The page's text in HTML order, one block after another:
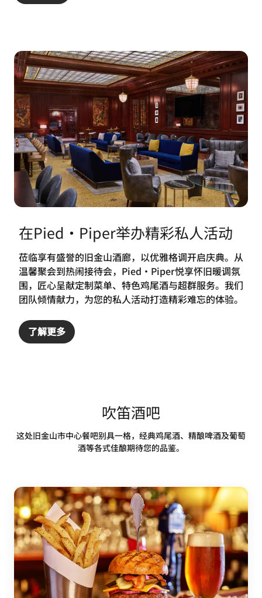
在Pied・Piper举办精彩私人活动
莅临享有盛誉的旧金山酒廊，以优雅格调开启庆典。从
温馨聚会到热闹接待会，Pied・Piper悦享怀旧暖调氛
围，匠心呈献定制菜单、特色鸡尾酒与超群服务。我们
团队倾情献力，为您的私人活动打造精彩难忘的体验。
了解更多
吹笛酒吧
这处旧金山市中心餐吧别具一格，经典鸡尾酒、精酿啤酒及葡萄
酒等各式佳酿期待您的品鉴。